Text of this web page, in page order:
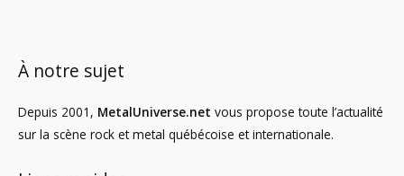
À notre sujet
Depuis 2001, MetalUniverse.net vous propose toute l’actualité
sur la scène rock et metal québécoise et internationale.